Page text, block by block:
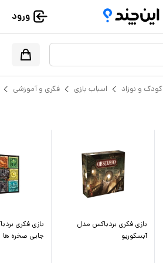
ورود
کودک و نوزاد اسباب بازی فکری و آموزشی
بازی فکری بردباکس مدل
آبسکوریو
بازی فکری
جایی صخره ها